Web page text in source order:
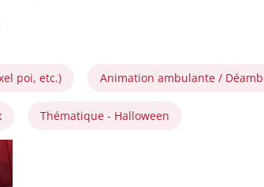
poi, etc.) Animation ambulante /
Thématique - Halloween